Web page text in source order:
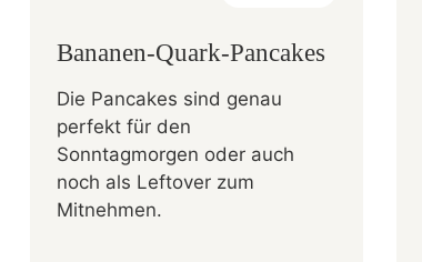
Bananen-Quark-Pancakes
Die Pancakes sind genau
perfekt für den
Sonntagmorgen oder auch
noch als Leftover zum
Mitnehmen.